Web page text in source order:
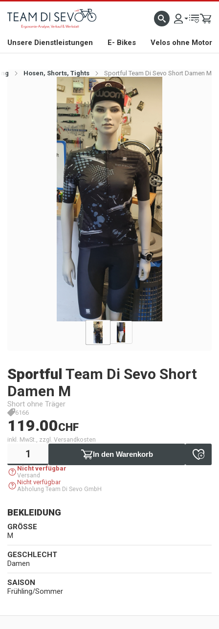
WILLKOMMEN GROSSE AUSWAHL AN RENNRÄDERN, GRAVEL, E-BIKES UND
Unsere Dienstleistungen E- Bikes Velos ohne Motor
Hosen, Shorts, Tights Sportful Team Di Sevo Short Damen M
Sportful Team Di Sevo Short
Damen M
Short ohne Träger
6166
119.00CHF
inkl. MwSt., zzgl. Versandkosten
In den Warenkorb
Nicht verfügbar
Versand
Nicht verfügbar
Abholung Team Di Sevo GmbH
BEKLEIDUNG
GRÖSSE
M
GESCHLECHT
Damen
SAISON
Frühling/Sommer